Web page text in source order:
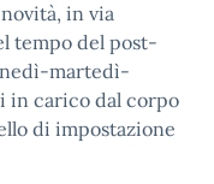
novità, in via
tempo del post-
martedì-
in carico dal corpo
di impostazione